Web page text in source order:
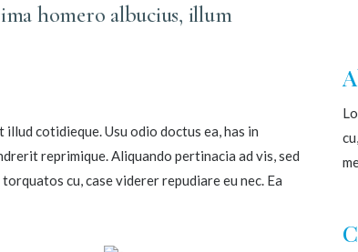
homero albucius, illum
cotidieque. Usu odio doctus ea, has in
reprimique. Aliquando pertinacia ad vis, sed
cu, case viderer repudiare eu nec. Ea